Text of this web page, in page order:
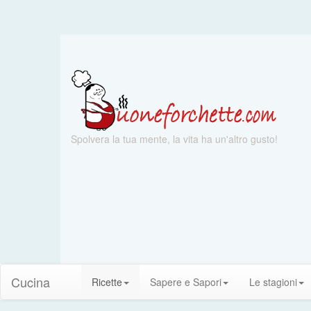
Spolvera la tua mente, la vita ha un'altro gusto!
Cucina Ricette Sapere e Sapori Le stagioni